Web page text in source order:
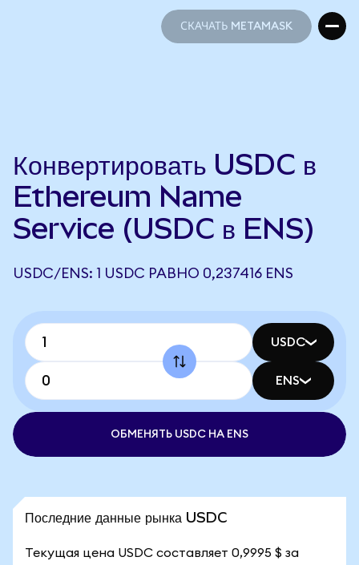
СКАЧАТЬ METAMASK
Конвертировать USDC в
Ethereum Name
Service (USDC в ENS)
USDC/ENS: 1 USDC РАВНО 0,237416 ENS
USDC
ENS
ОБМЕНЯТЬ USDC НА ENS
Последние данные рынка USDC
Текущая цена USDC составляет 0,9995 $ за